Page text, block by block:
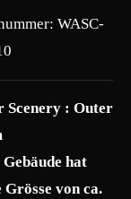
WASC-
Scenery : Outer
Gebäude hat
Grösse von ca.